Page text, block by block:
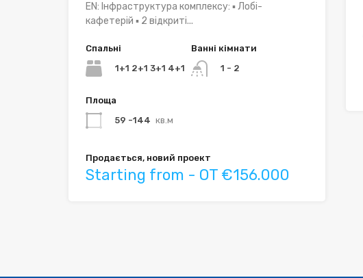
EN: Інфраструктура комплексу: ▪ Лобі-
кафетерій ▪ 2 відкриті...
Спальні
1+1 2+1 3+1 4+1
Ванні кімнати
1 - 2
Площа
59 -144 кв.м
Продається, новий проект
Starting from - OT €156.000